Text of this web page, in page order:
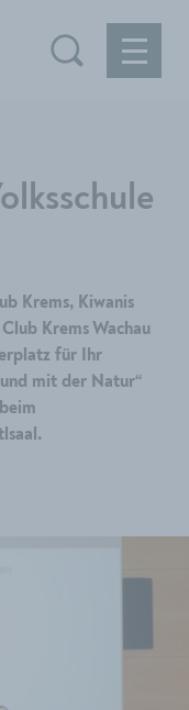
Krems, Kiwanis
Krems Wachau
für Ihr
mit der Natur“